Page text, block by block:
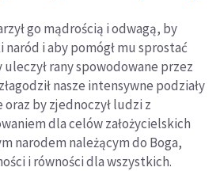
go mądrością i odwagą, by
i aby pomógł mu sprostać
rany spowodowane przez
nasze intensywne podziały
by zjednoczył ludzi z
dla celów założycielskich
narodem należącym do Boga,
i równości dla wszystkich.